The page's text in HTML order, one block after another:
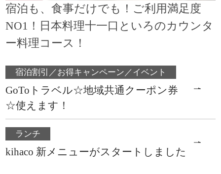
宿泊も、食事だけでも！ご利用満足度
NO1！日本料理十一口といろのカウンタ
ー料理コース！
宿泊割引／お得キャンペーン／イベント
GoToトラベル☆地域共通クーポン券
☆使えます！
ランチ
kihaco 新メニューがスタートしました